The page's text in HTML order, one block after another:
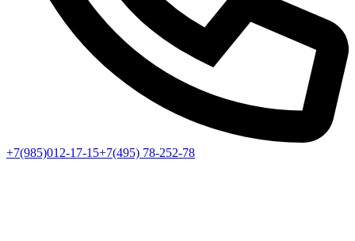
+7(985)012-17-15+7(495) 78-252-78